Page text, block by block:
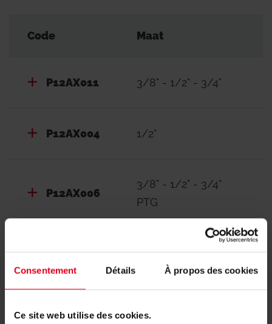
Consentement Détails À propos des cookies
Ce site web utilise des cookies.
Code Maat
P12AX011 3/8" - 1/2" - 3/4"
P12AX004 1/2"
P12AX006
3/8" - 1/2" - 3/4"
PTG
P12AX012 3/4" DIN keymark